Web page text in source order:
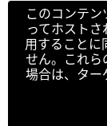
このコンテン
ってホスト
用することに
せん。これら
場合は、ター